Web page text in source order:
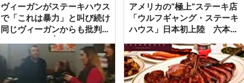
ヴィーガンがステーキハウス
で「これは暴力」と叫び続け
同じヴィーガンからも批判さ
ース
アメリカの“極上”ステーキ店
「ウルフギャング・ステーキ
ハウス」日本初上陸 六本木
ース